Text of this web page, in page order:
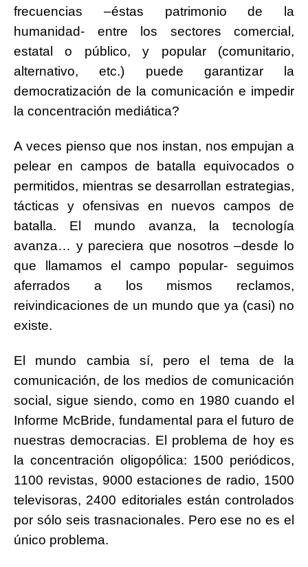
frecuencias –éstas patrimonio de la
humanidad- entre los sectores comercial,
estatal o público, y popular (comunitario,
alternativo, etc.) puede garantizar la
democratización de la comunicación e impedir
la concentración mediática?
A veces pienso que nos instan, nos empujan a
pelear en campos de batalla equivocados o
permitidos, mientras se desarrollan estrategias,
tácticas y ofensivas en nuevos campos de
batalla. El mundo avanza, la tecnología
avanza… y pareciera que nosotros –desde lo
que llamamos el campo popular- seguimos
aferrados a los mismos reclamos,
reivindicaciones de un mundo que ya (casi) no
existe.
El mundo cambia sí, pero el tema de la
comunicación, de los medios de comunicación
social, sigue siendo, como en 1980 cuando el
Informe McBride, fundamental para el futuro de
nuestras democracias. El problema de hoy es
la concentración oligopólica: 1500 periódicos,
1100 revistas, 9000 estaciones de radio, 1500
televisoras, 2400 editoriales están controlados
por sólo seis trasnacionales. Pero ese no es el
único problema.